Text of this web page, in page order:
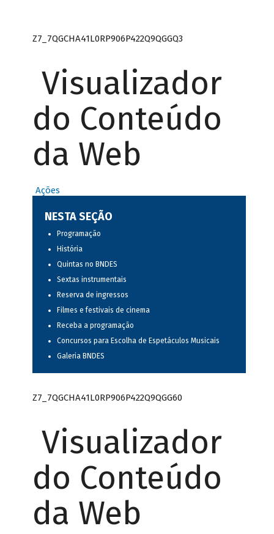
Z7_7QGCHA41L0RP906P422Q9QGGQ3
Visualizador
do Conteúdo
da Web
Ações
NESTA SEÇÃO
Programação
História
Quintas no BNDES
Sextas instrumentais
Reserva de ingressos
Filmes e festivais de cinema
Receba a programação
Concursos para Escolha de Espetáculos Musicais
Galeria BNDES
Z7_7QGCHA41L0RP906P422Q9QGG60
Visualizador
do Conteúdo
da Web